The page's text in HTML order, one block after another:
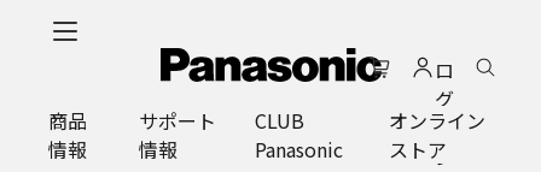
ロ
グ
イ
ン
商品
情報
サポート
情報
CLUB
Panasonic
オンライン
ストア